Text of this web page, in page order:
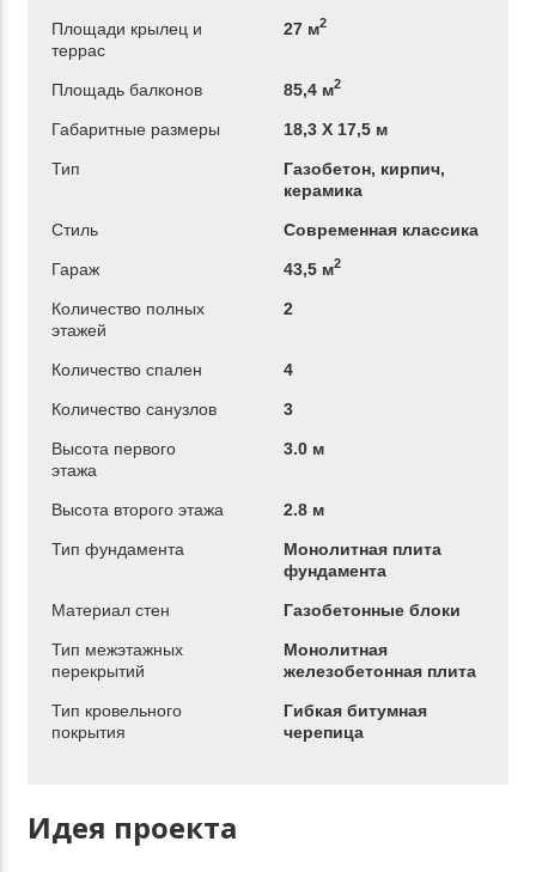
Площади крылец и
террас
27 м2
Площадь балконов 85,4 м2
Габаритные размеры 18,3 Х 17,5 м
Тип
Газобетон, кирпич,
керамика
Стиль Современная классика
Гараж 43,5 м2
Количество полных
этажей
2
Количество спален 4
Количество санузлов 3
Высота первого
этажа
3.0 м
Высота второго этажа 2.8 м
Тип фундамента
Монолитная плита
фундамента
Материал стен Газобетонные блоки
Тип межэтажных
перекрытий
Монолитная
железобетонная плита
Тип кровельного
покрытия
Гибкая битумная
черепица
Идея проекта